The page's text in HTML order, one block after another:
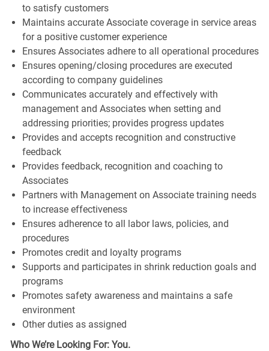
to satisfy customers
Maintains accurate Associate coverage in service areas
for a positive customer experience
Ensures Associates adhere to all operational procedures
Ensures opening/closing procedures are executed
according to company guidelines
Communicates accurately and effectively with
management and Associates when setting and
addressing priorities; provides progress updates
Provides and accepts recognition and constructive
feedback
Provides feedback, recognition and coaching to
Associates
Partners with Management on Associate training needs
to increase effectiveness
Ensures adherence to all labor laws, policies, and
procedures
Promotes credit and loyalty programs
Supports and participates in shrink reduction goals and
programs
Promotes safety awareness and maintains a safe
environment
Other duties as assigned
Who We’re Looking For: You.